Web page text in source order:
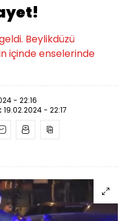
Beylikdüzü
içinde enselerinde
- 22:16
19.02.2024 - 22:17